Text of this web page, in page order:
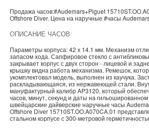
Продажа часов:#Audemars+Piguet
Offshore Diver. Цена на наручные #часы
ОПИСАНИЕ ЧАСОВ
Параметры корпуса: 42 х 14.1 мм. Механизм
запасом хода. Сапфировое стекло с
закрывает корпус с двух сторон - лицевой и
крышку видна работа механизма. Ремешок,
укомплектовал модель, выполнен из каучука.
раскладывающаяся, из нержавеющей стали.
мануфактурный калибр AP3120, который
часов, минут, секунд и даты на
швейцарские дайверские наручные часы
Offshore Diver 15710ST.OO.A070CA.01
стальном корпусе с 300-метровой